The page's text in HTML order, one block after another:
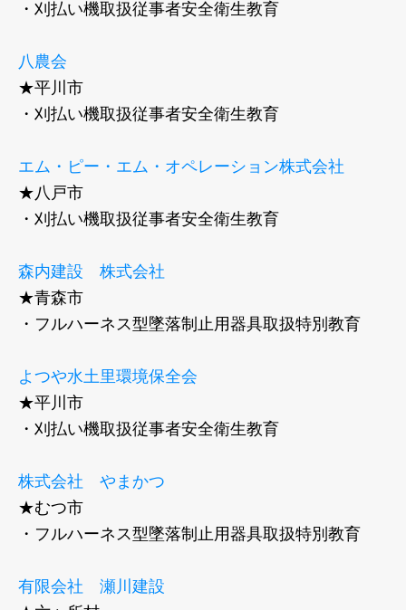
・刈払い機取扱従事者安全衛生教育
八農会
★平川市
・刈払い機取扱従事者安全衛生教育
エム・ピー・エム・オペレーション株式会社
★八戸市
・刈払い機取扱従事者安全衛生教育
森内建設 株式会社
★青森市
・フルハーネス型墜落制止用器具取扱特別教育
よつや水土里環境保全会
★平川市
・刈払い機取扱従事者安全衛生教育
株式会社 やまかつ
★むつ市
・フルハーネス型墜落制止用器具取扱特別教育
有限会社 瀬川建設